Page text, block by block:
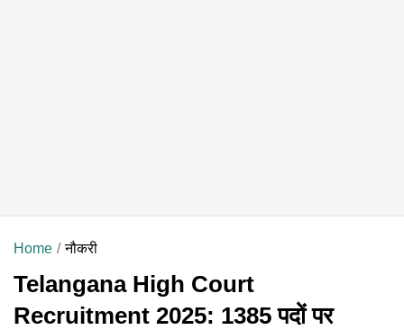
Home नौकरी
Telangana High Court
Recruitment 2025: 1385 पदों पर